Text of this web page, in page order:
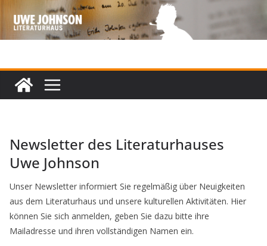
Zum
Inhalt
springen
Newsletter des Literaturhauses
Uwe Johnson
Unser Newsletter informiert Sie regelmäßig über Neuigkeiten
aus dem Literaturhaus und unsere kulturellen Aktivitäten. Hier
können Sie sich anmelden, geben Sie dazu bitte ihre
Mailadresse und ihren vollständigen Namen ein.